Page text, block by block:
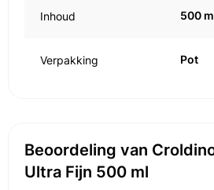
Inhoud 500
Verpakking Pot
Beoordeling van
Ultra Fijn 500 ml